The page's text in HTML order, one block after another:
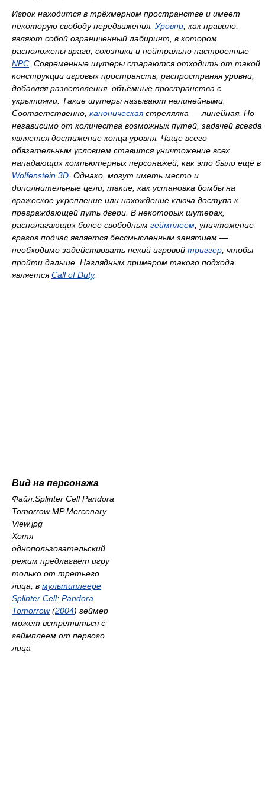
Игрок находится в трёхмерном пространстве и имеет
некоторую свободу передвижения. Уровни , как правило,
являют собой ограниченный лабиринт, в котором
расположены враги, союзники и нейтрально настроенные
NPC . Современные шутеры стараются отходить от такой
конструкции игровых пространств, распространяя уровни,
добавляя разветвления, объёмные пространства с
укрытиями. Такие шутеры называют нелинейными.
Соответственно, каноническаястрелялка — линейная. Но
независимо от количества возможных путей, задачей всегда
является достижение конца уровня. Чаще всего
обязательным условием ставится уничтожение всех
нападающих компьютерных персонажей, как это было ещё в
Wolfenstein 3D . Однако, могут иметь место и
дополнительные цели, такие, как установка бомбы на
вражеское укрепление или нахождение ключа доступа к
преграждающей путь двери. В некоторых шутерах,
располагающих более свободным геймплеем , уничтожение
врагов подчас является бессмысленным занятием —
необходимо задействовать некий игровой триггер , чтобы
пройти дальше. Наглядным примером такого подхода
являетсяCall of Duty.
Вид на персонажа
Файл:Splinter Cell Pandora
Tomorrow MP Mercenary
View.jpg
Хотя
однопользовательский
режим предлагает игру
только от третьего
лица, в мультиплеере
Splinter Cell: Pandora
Tomorrow(2004) геймер
может встретиться с
геймплеем от первого
лица